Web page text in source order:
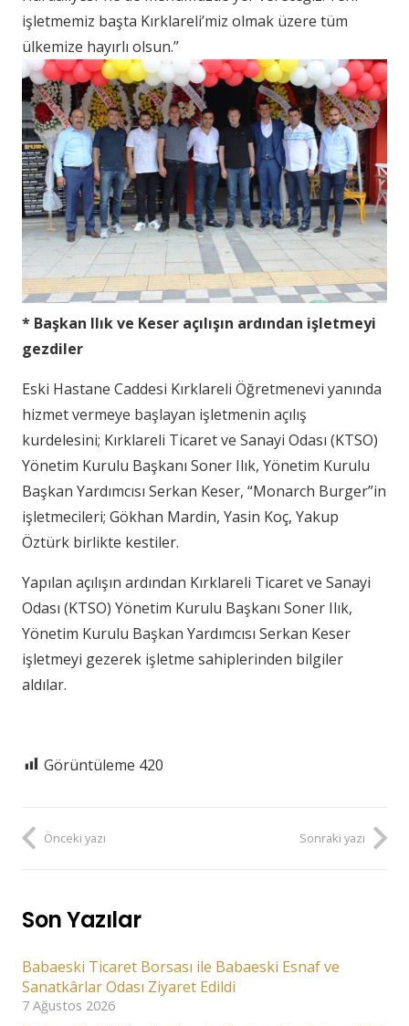
işletmemiz başta Kırklareli’miz olmak üzere tüm
ülkemize hayırlı olsun.”
* Başkan Ilık ve Keser açılışın ardından işletmeyi
gezdiler
Eski Hastane Caddesi Kırklareli Öğretmenevi yanında
hizmet vermeye başlayan işletmenin açılış
kurdelesini; Kırklareli Ticaret ve Sanayi Odası (KTSO)
Yönetim Kurulu Başkanı Soner Ilık, Yönetim Kurulu
Başkan Yardımcısı Serkan Keser, “Monarch Burger”in
işletmecileri; Gökhan Mardin, Yasin Koç, Yakup
Öztürk birlikte kestiler.
Yapılan açılışın ardından Kırklareli Ticaret ve Sanayi
Odası (KTSO) Yönetim Kurulu Başkanı Soner Ilık,
Yönetim Kurulu Başkan Yardımcısı Serkan Keser
işletmeyi gezerek işletme sahiplerinden bilgiler
aldılar.
Görüntüleme 420
Önceki yazı Sonraki yazı
Son Yazılar
Babaeski Ticaret Borsası ile Babaeski Esnaf ve
Sanatkârlar Odası Ziyaret Edildi
7 Ağustos 2026